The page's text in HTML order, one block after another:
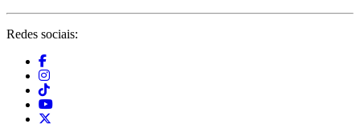
Redes sociais: